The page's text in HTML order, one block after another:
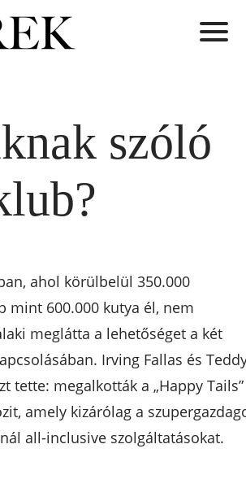
szóló
ahol körülbelül 350.000
mint 600.000 kutya él, nem
meglátta a lehetőséget a két
Irving Fallas és
tette: megalkották a „Happy Tails”
amely kizárólag a
all-inclusive szolgáltatásokat.